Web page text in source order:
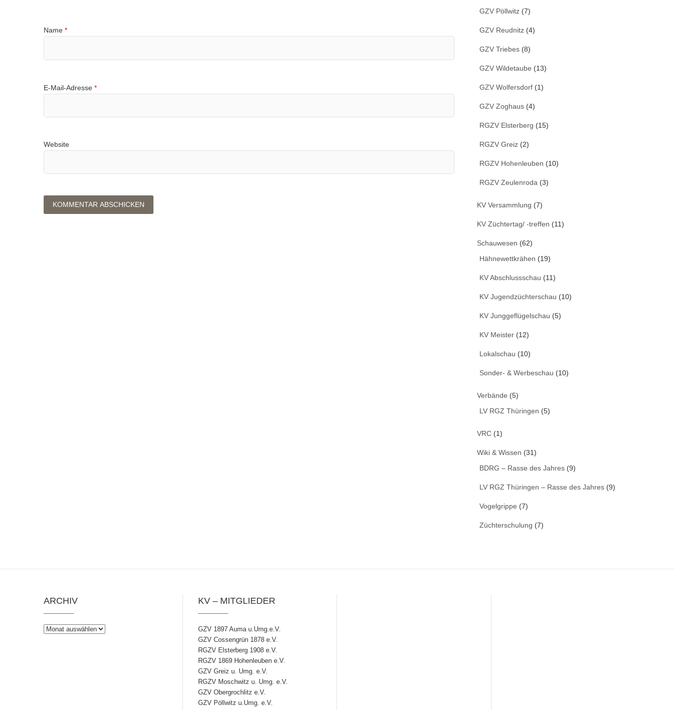
Name *
E-Mail-Adresse *
Website
GZV Pöllwitz (7)
GZV Reudnitz (4)
GZV Triebes (8)
GZV Wildetaube (13)
GZV Wolfersdorf (1)
GZV Zoghaus (4)
RGZV Elsterberg (15)
RGZV Greiz (2)
RGZV Hohenleuben (10)
RGZV Zeulenroda (3)
KV Versammlung (7)
KV Züchtertag/ -treffen (11)
Schauwesen (62)
Hähnewettkrähen (19)
KV Abschlussschau (11)
KV Jugendzüchterschau (10)
KV Junggeflügelschau (5)
KV Meister (12)
Lokalschau (10)
Sonder- & Werbeschau (10)
Verbände (5)
LV RGZ Thüringen (5)
VRC (1)
Wiki & Wissen (31)
BDRG – Rasse des Jahres (9)
LV RGZ Thüringen – Rasse des Jahres (9)
Vogelgrippe (7)
Züchterschulung (7)
ARCHIV
Archiv
KV – MITGLIEDER
GZV 1897 Auma u.Umg.e.V.
GZV Cossengrün 1878 e.V.
RGZV Elsterberg 1908 e.V.
RGZV 1869 Hohenleuben e.V.
GZV Greiz u. Umg. e.V.
RGZV Moschwitz u. Umg. e.V.
GZV Obergrochlitz e.V.
GZV Pöllwitz u.Umg. e.V.